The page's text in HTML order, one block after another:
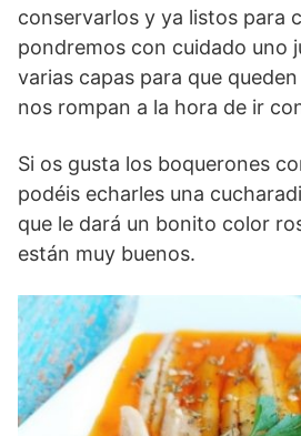
conservarlos y ya listos para
pondremos con cuidado uno
varias capas para que
nos rompan a la hora de ir
Si os gusta los boquerones
podéis echarles una
que le dará un bonito color
están muy buenos.